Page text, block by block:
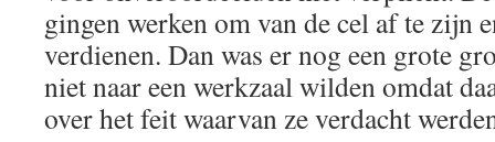
gingen werken om van de cel af te zijn
verdienen. Dan was er nog een grote
niet naar een werkzaal wilden omdat
over het feit waarvan ze verdacht